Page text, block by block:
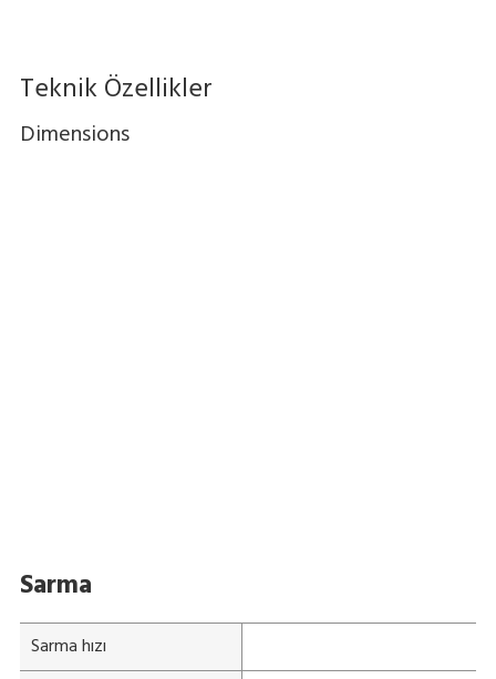
Teknik Özellikler
Dimensions
Sarma
Sarma hızı